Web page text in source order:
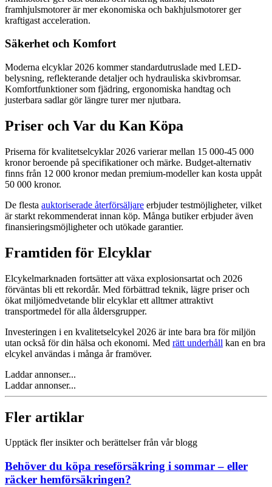
framhjulsmotorer är mer ekonomiska och bakhjulsmotorer ger
kraftigast acceleration.
Säkerhet och Komfort
Moderna elcyklar 2026 kommer standardutruslade med LED-
belysning, reflekterande detaljer och hydrauliska skivbromsar.
Komfortfunktioner som fjädring, ergonomiska handtag och
justerbara sadlar gör längre turer mer njutbara.
Priser och Var du Kan Köpa
Priserna för kvalitetselcyklar 2026 varierar mellan 15 000-45 000
kronor beroende på specifikationer och märke. Budget-alternativ
finns från 12 000 kronor medan premium-modeller kan kosta uppåt
50 000 kronor.
De flesta auktoriserade återförsäljare erbjuder testmöjligheter, vilket
är starkt rekommenderat innan köp. Många butiker erbjuder även
finansieringsmöjligheter och utökade garantier.
Framtiden för Elcyklar
Elcykelmarknaden fortsätter att växa explosionsartat och 2026
förväntas bli ett rekordår. Med förbättrad teknik, lägre priser och
ökat miljömedvetande blir elcyklar ett alltmer attraktivt
transportmedel för alla åldersgrupper.
Investeringen i en kvalitetselcykel 2026 är inte bara bra för miljön
utan också för din hälsa och ekonomi. Med rätt underhåll kan en bra
elcykel användas i många år framöver.
Laddar annonser...
Laddar annonser...
Fler artiklar
Upptäck fler insikter och berättelser från vår blogg
Behöver du köpa reseförsäkring i sommar – eller
räcker hemförsäkringen?